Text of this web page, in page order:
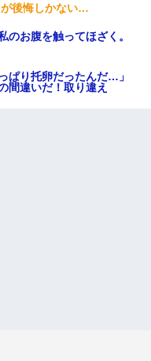
が後悔しかない…
のお腹を触ってほざく。
ぱり托卵だったんだ…」
間違いだ！取り違え